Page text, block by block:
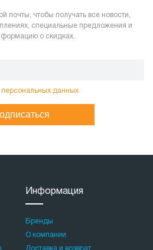
почты, чтобы получать все новости,
специальные предложения и
о скидках.
персональных данных
Информация
Бренды
О компании